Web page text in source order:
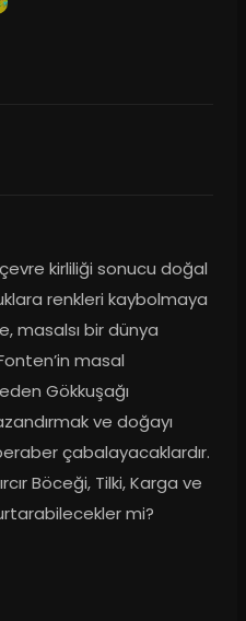
kirliliği sonucu doğal
renkleri kaybolmaya
masalsı bir dünya
masal
Gökkuşağı
ve doğayı
çabalayacaklardır.
Böceği, Tilki, Karga ve
mi?